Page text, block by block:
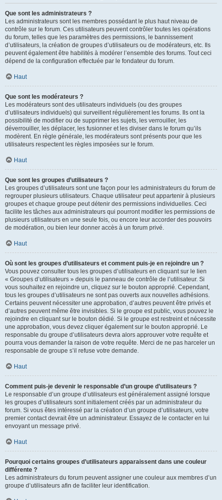
Que sont les administrateurs ?
Les administrateurs sont les membres possédant le plus haut niveau de
contrôle sur le forum. Ces utilisateurs peuvent contrôler toutes les opérations
du forum, telles que les paramètres des permissions, le bannissement
d’utilisateurs, la création de groupes d’utilisateurs ou de modérateurs, etc. Ils
peuvent également être habilités à modérer l’ensemble des forums. Tout ceci
dépend de la configuration effectuée par le fondateur du forum.
Haut
Que sont les modérateurs ?
Les modérateurs sont des utilisateurs individuels (ou des groupes
d’utilisateurs individuels) qui surveillent régulièrement les forums. Ils ont la
possibilité de modifier ou de supprimer les sujets, les verrouiller, les
déverrouiller, les déplacer, les fusionner et les diviser dans le forum qu’ils
modèrent. En règle générale, les modérateurs sont présents pour que les
utilisateurs respectent les règles imposées sur le forum.
Haut
Que sont les groupes d’utilisateurs ?
Les groupes d’utilisateurs sont une façon pour les administrateurs du forum de
regrouper plusieurs utilisateurs. Chaque utilisateur peut appartenir à plusieurs
groupes et chaque groupe peut détenir des permissions individuelles. Ceci
facilite les tâches aux administrateurs qui pourront modifier les permissions de
plusieurs utilisateurs en une seule fois, ou encore leur accorder des pouvoirs
de modération, ou bien leur donner accès à un forum privé.
Haut
Où sont les groupes d’utilisateurs et comment puis-je en rejoindre un ?
Vous pouvez consulter tous les groupes d’utilisateurs en cliquant sur le lien
« Groupes d’utilisateurs » depuis le panneau de contrôle de l’utilisateur. Si
vous souhaitez en rejoindre un, cliquez sur le bouton approprié. Cependant,
tous les groupes d’utilisateurs ne sont pas ouverts aux nouvelles adhésions.
Certains peuvent nécessiter une approbation, d’autres peuvent être privés et
d’autres peuvent même être invisibles. Si le groupe est public, vous pouvez le
rejoindre en cliquant sur le bouton dédié. Si le groupe est restreint et nécessite
une approbation, vous devez cliquer également sur le bouton approprié. Le
responsable du groupe d’utilisateurs devra alors approuver votre requête et
pourra vous demander la raison de votre requête. Merci de ne pas harceler un
responsable de groupe s’il refuse votre demande.
Haut
Comment puis-je devenir le responsable d’un groupe d’utilisateurs ?
Le responsable d’un groupe d’utilisateurs est généralement assigné lorsque
les groupes d’utilisateurs sont initialement créés par un administrateur du
forum. Si vous êtes intéressé par la création d’un groupe d’utilisateurs, votre
premier contact devrait être un administrateur. Essayez de le contacter en lui
envoyant un message privé.
Haut
Pourquoi certains groupes d’utilisateurs apparaissent dans une couleur
différente ?
Les administrateurs du forum peuvent assigner une couleur aux membres d’un
groupe d’utilisateurs afin de faciliter leur identification.